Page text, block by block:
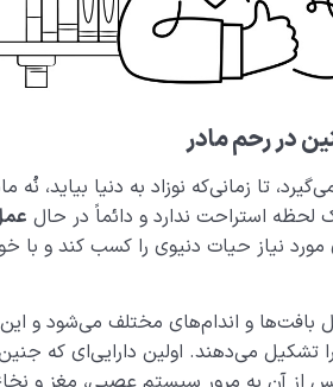
در رحم مادر
تا زمانی‌که نوزاد به دنیا بیاید، نُه
استراحت ندارد و دائماً در حال
مورد نیاز حیات دنیوی را کسب کند و با
بافت‌ها و اندام‌های مختلف می‌شود و این
تشکیل می‌دهند. اولین دارایی‌ای که